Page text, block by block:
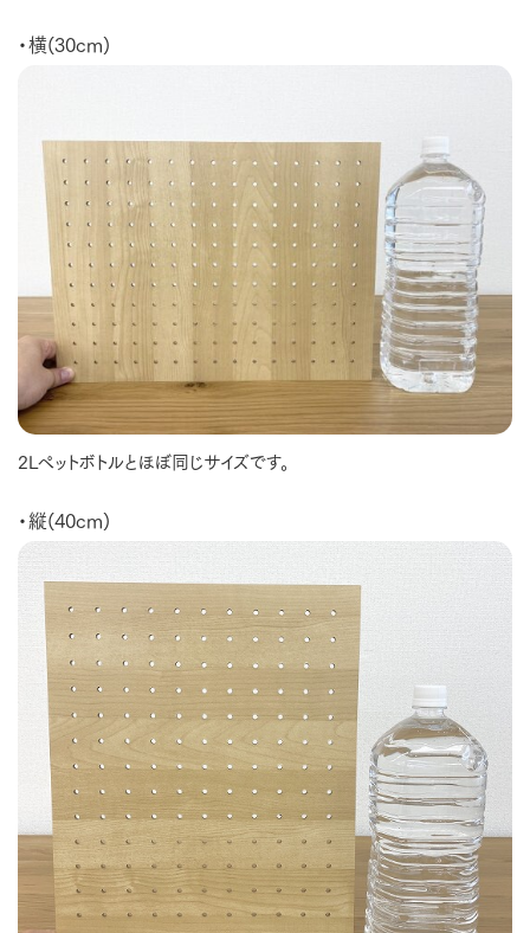
・横(30cm)
2Lペットボトルとほぼ同じサイズです。
・縦(40cm)